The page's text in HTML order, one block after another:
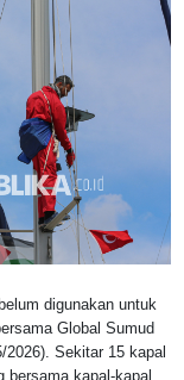
digunakan untuk
Global Sumud
Sekitar 15 kapal
bersama kapal-kapal